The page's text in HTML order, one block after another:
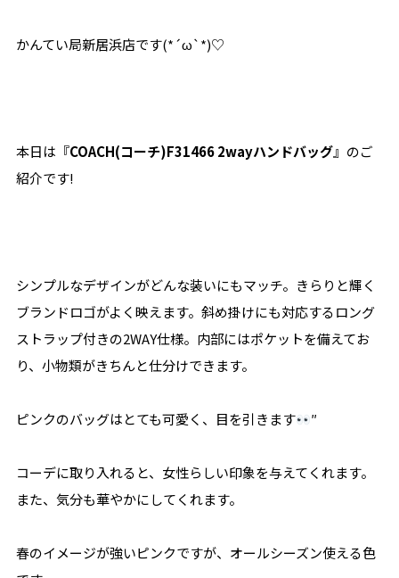
かんてい局新居浜店です(*´ω`*)♡
本日は『COACH(コーチ)F31466 2wayハンドバッグ』のご
紹介です!
シンプルなデザインがどんな装いにもマッチ。きらりと輝く
ブランドロゴがよく映えます。斜め掛けにも対応するロング
ストラップ付きの2WAY仕様。内部にはポケットを備えてお
り、小物類がきちんと仕分けできます。
ピンクのバッグはとても可愛く、目を引きます ″
コーデに取り入れると、女性らしい印象を与えてくれます。
また、気分も華やかにしてくれます。
春のイメージが強いピンクですが、オールシーズン使える色